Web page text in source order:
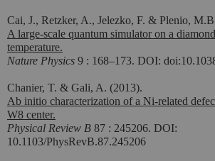
Cai, J., Retzker, A., Jelezko, F. & Plenio,
A large-scale quantum simulator on a
temperature.
Nature Physics 9 : 168–173. DOI:
Chanier, T. & Gali, A. (2013).
Ab initio characterization of a Ni-related
W8 center.
Physical Review B 87 : 245206. DOI:
10.1103/PhysRevB.87.245206